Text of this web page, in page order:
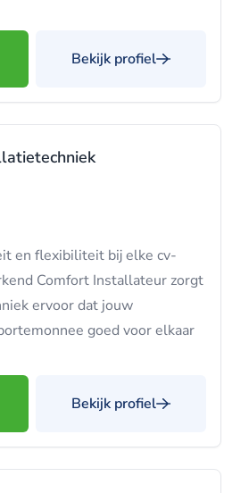
Bekijk profiel
en flexibiliteit bij elke cv-
Comfort Installateur zorgt
ervoor dat jouw
goed voor elkaar
Bekijk profiel